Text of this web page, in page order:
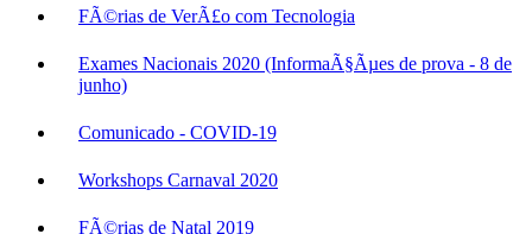
FÃ©rias de VerÃ£o com Tecnologia
Exames Nacionais 2020 (InformaÃ§Ãµes de prova - 8 de
junho)
Comunicado - COVID-19
Workshops Carnaval 2020
FÃ©rias de Natal 2019